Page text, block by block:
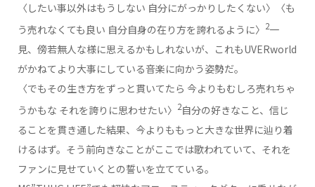
〈したい事以外はもうしない 自分にがっかりしたくない〉〈も
う売れなくても良い 自分自身の在り方を誇れるように〉 2一
見、傍若無人な様に思えるかもしれないが、これもUVERworld
がかねてより大事にしている音楽に向かう姿勢だ。
〈でもその生き方をずっと貫いてたら 今よりもむしろ売れちゃ
うかもな それを誇りに思わせたい〉 2自分の好きなこと、信じ
ることを貫き通した結果、今よりももっと大きな世界に辿り着
けるはず。そう前向きなことがここでは歌われていて、それを
ファンに見せていくとの誓いを立てている。